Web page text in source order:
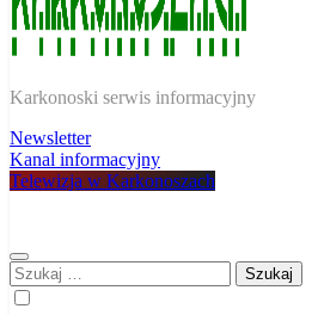
W Karkonoszach
Karkonoski serwis informacyjny
Newsletter
Kanal informacyjny
Telewizja w Karkonoszach
Szukaj: